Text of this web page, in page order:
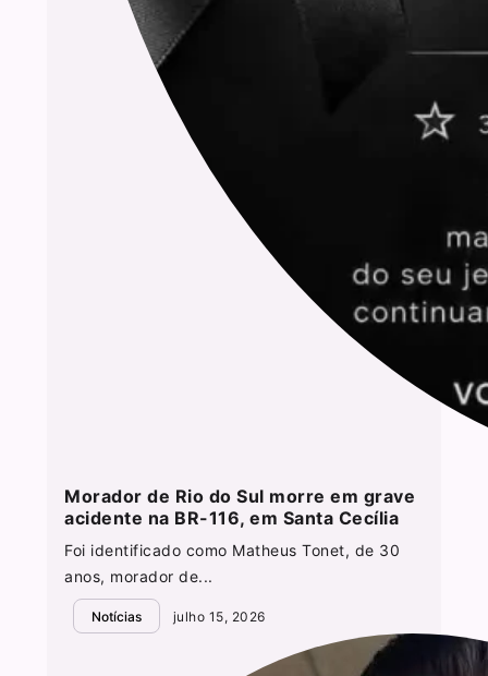
Morador de Rio do Sul morre em grave
acidente na BR-116, em Santa Cecília
Foi identificado como Matheus Tonet, de 30
anos, morador de...
Notícias julho 15, 2026